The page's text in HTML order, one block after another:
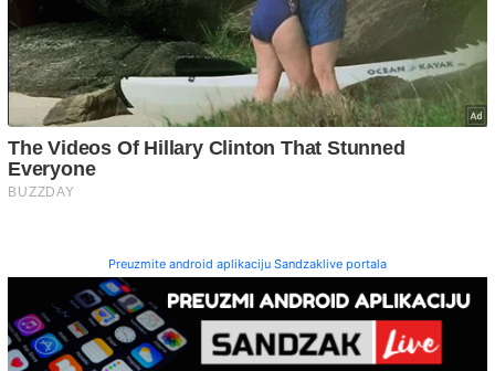
Preuzmite android aplikaciju Sandzaklive portala